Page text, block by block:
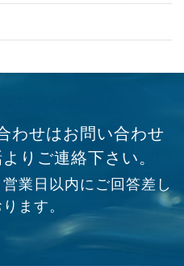
わせはお問い合わせ
りご連絡下さい。
業日以内にご回答差し
ます。